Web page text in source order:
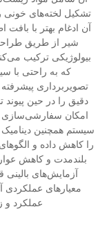
تشکیل لخته‌های
آن ادغام بهتر با
شیر از طریق
بیولوژیکی ترکیب
که به راحتی با
تصویربرداری
دقیق را در حین
امکان سفارشی‌سازی
سیستم همچنین
را کاهش داده و
بلندمدت و کاهش
آزمایش‌های
معیارهای عملکردی
عملکرد و